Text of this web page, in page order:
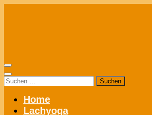
Suchen
nach:
Home
Lachyoga